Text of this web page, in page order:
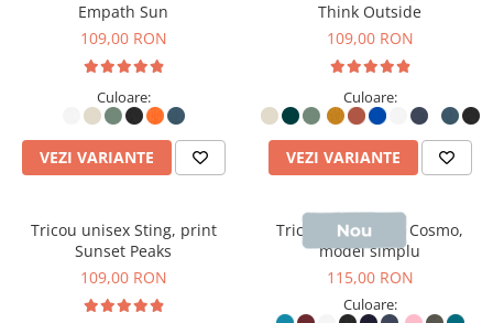
Empath Sun
109,00 RON
Culoare:
VEZI VARIANTE
Think Outside
109,00 RON
Culoare:
VEZI VARIANTE
Tricou unisex Sting, print
Sunset Peaks
109,00 RON
Tricou polo dama Cosmo,
model simplu
115,00 RON
Culoare: